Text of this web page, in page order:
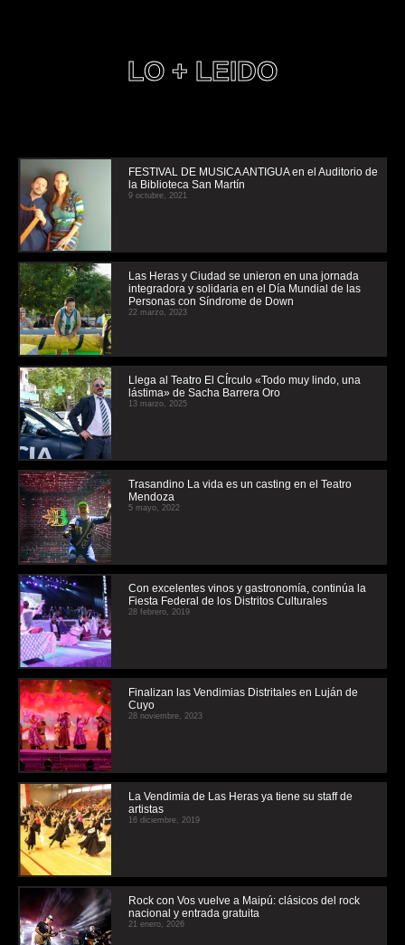
LO + LEIDO
FESTIVAL DE MUSICA ANTIGUA en el Auditorio de
la Biblioteca San Martín
9 octubre, 2021
Las Heras y Ciudad se unieron en una jornada
integradora y solidaria en el Día Mundial de las
Personas con Síndrome de Down
22 marzo, 2023
Llega al Teatro El CÍrculo «Todo muy lindo, una
lástima» de Sacha Barrera Oro
13 marzo, 2025
Trasandino La vida es un casting en el Teatro
Mendoza
5 mayo, 2022
Con excelentes vinos y gastronomía, continúa la
Fiesta Federal de los Distritos Culturales
28 febrero, 2019
Finalizan las Vendimias Distritales en Luján de
Cuyo
28 noviembre, 2023
La Vendimia de Las Heras ya tiene su staff de
artistas
16 diciembre, 2019
Rock con Vos vuelve a Maipú: clásicos del rock
nacional y entrada gratuita
21 enero, 2026